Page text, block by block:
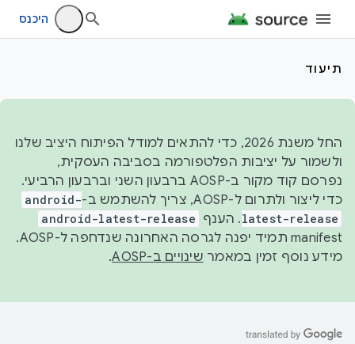
היכנס
תיעוד
החל משנת 2026, כדי להתאים למודל הפיתוח היציב שלנו
ולשמור על יציבות הפלטפורמה בסביבה העסקית,
נפרסם קוד מקור ב-AOSP ברבעון השני וברבעון הרביעי.
כדי ליצור ולתרום ל-AOSP, צריך להשתמש ב-
android-
latest-release. הענף android-latest-release
manifest תמיד יפנה לגרסה האחרונה שנדחפה ל-AOSP.
מידע נוסף זמין במאמר שינויים ב-AOSP .